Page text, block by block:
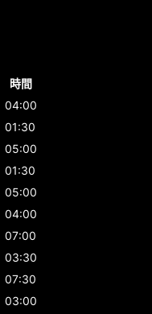
時間
04:00
01:30
05:00
01:30
05:00
04:00
07:00
03:30
07:30
03:00